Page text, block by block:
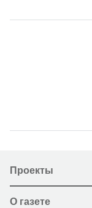
Проекты
О газете